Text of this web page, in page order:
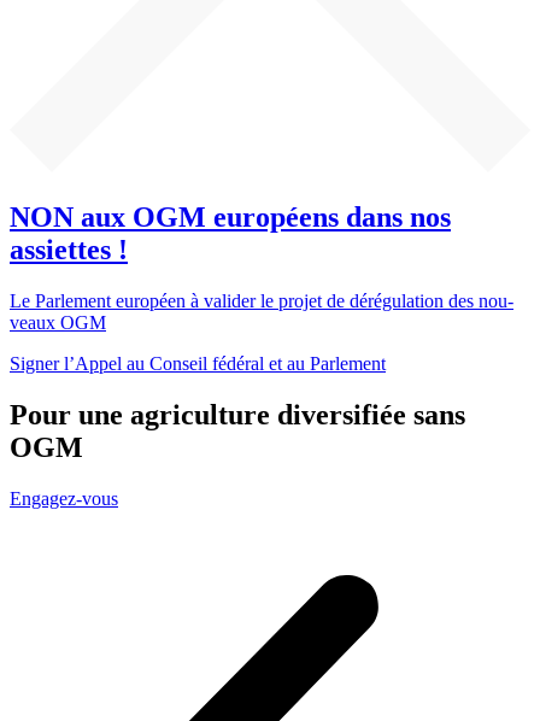
NON aux OGM européens dans nos
assiettes !
Le Par­le­ment euro­pé­en à vali­der le pro­jet de déré­gu­la­ti­on des nou­
veaux OGM
Signer l’Ap­pel au Con­seil fédé­ral et au Par­le­ment
Pour une agriculture diversifiée sans
OGM
Enga­gez-vous